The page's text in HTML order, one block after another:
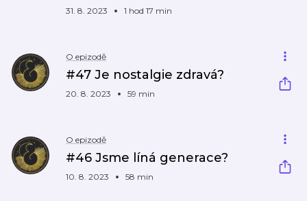
31. 8. 2023 1 hod 17 min
O epizodě
#47 Je nostalgie zdravá?
20. 8. 2023 59 min
O epizodě
#46 Jsme líná generace?
10. 8. 2023 58 min